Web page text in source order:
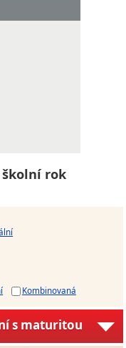
rok
Kombinovaná
s maturitou